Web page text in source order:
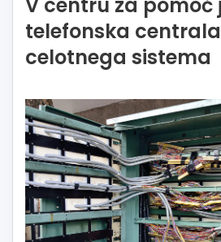
telefonska
celotnega sistema